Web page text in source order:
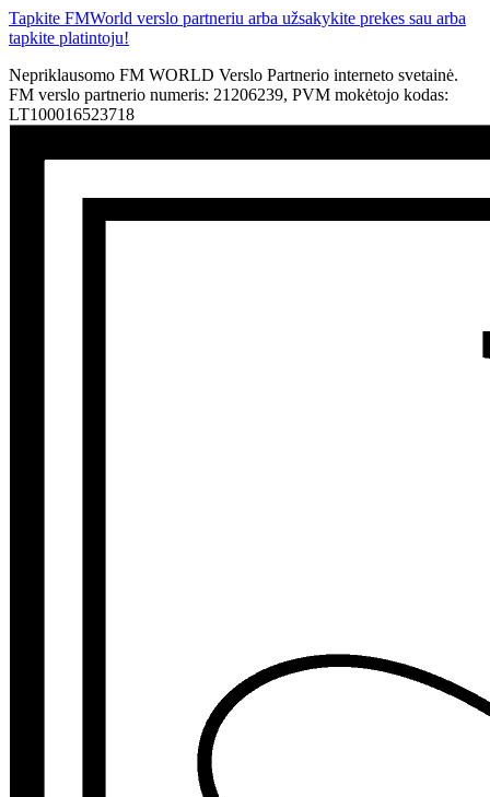
Tapkite FMWorld verslo partneriu arba užsakykite prekes sau arba
tapkite platintoju!
Nepriklausomo FM WORLD Verslo Partnerio interneto svetainė.
FM verslo partnerio numeris: 21206239, PVM mokėtojo kodas:
LT100016523718